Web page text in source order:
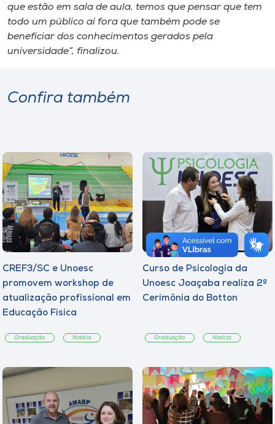
que estão em sala de aula, temos que pensar que tem
todo um público aí fora que também pode se
beneficiar dos conhecimentos gerados pela
universidade”, finalizou.
Confira também
CREF3/SC e Unoesc
promovem workshop de
atualização profissional em
Educação Física
Graduação Notícia
Curso de Psicologia da
Unoesc Joaçaba realiza 2ª
Cerimônia do Botton
Graduação Notícia